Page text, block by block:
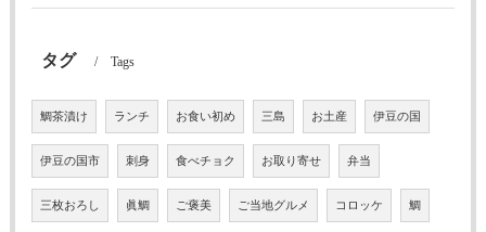
タグ Tags
鯛茶漬け ランチ お食い初め 三島 お土産 伊豆の国
伊豆の国市 刺身 食べチョク お取り寄せ 弁当
三枚おろし 眞鯛 ご褒美 ご当地グルメ コロッケ 鯛